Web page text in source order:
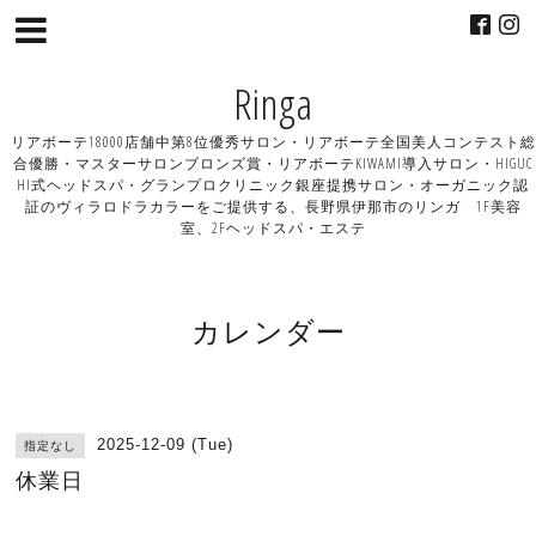
Ringa
リアボーテ18000店舗中第8位優秀サロン・リアボーテ全国美人コンテスト総
合優勝・マスターサロンブロンズ賞・リアボーテKIWAMI導入サロン・HIGUC
HI式ヘッドスパ・グランプロクリニック銀座提携サロン・オーガニック認
証のヴィラロドラカラーをご提供する、長野県伊那市のリンガ 1F美容
室、2Fヘッドスパ・エステ
カレンダー
指定なし 2025-12-09 (Tue)
休業日